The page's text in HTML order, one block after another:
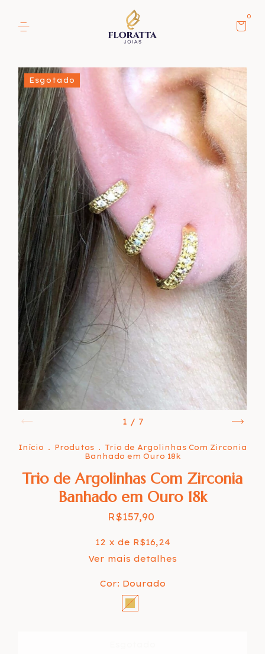
0
Esgotado
1 / 7
Início . Produtos . Trio de Argolinhas Com Zirconia
Banhado em Ouro 18k
Trio de Argolinhas Com Zirconia
Banhado em Ouro 18k
R$157,90
12 x de R$16,24
Ver mais detalhes
Cor: Dourado